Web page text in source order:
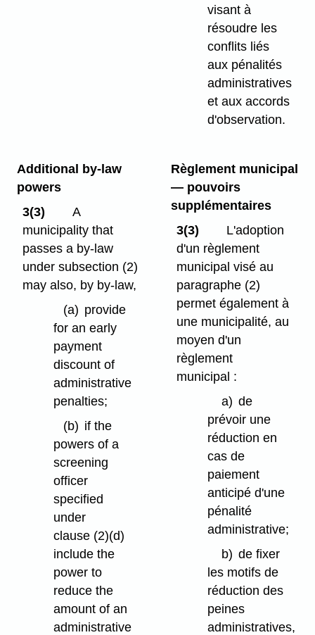
visant à
résoudre les
conflits liés
aux pénalités
administratives
et aux accords
d'observation.
Additional by-law
powers
3(3)
A
municipality that
passes a by-law
under subsection (2)
may also, by by-law,
(a) provide
for an early
payment
discount of
administrative
penalties;
(b) if the
powers of a
screening
officer
specified
under
clause (2)⁠(d)
include the
power to
reduce the
amount of an
administrative
Règlement municipal
— pouvoirs
supplémentaires
3(3)
L'adoption
d'un règlement
municipal visé au
paragraphe (2)
permet également à
une municipalité, au
moyen d'un
règlement
municipal :
a) de
prévoir une
réduction en
cas de
paiement
anticipé d'une
pénalité
administrative;
b) de fixer
les motifs de
réduction des
peines
administratives,